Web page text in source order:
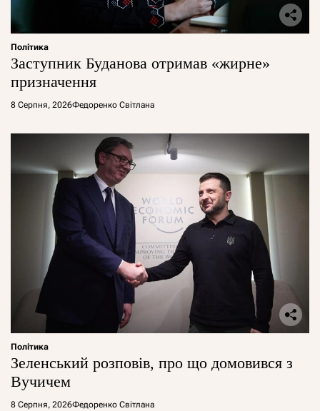
Політика
Заступник Буданова отримав «жирне»
призначення
8 Серпня, 2026Федоренко Світлана
Політика
Зеленський розповів, про що домовився з
Вучичем
8 Серпня, 2026Федоренко Світлана